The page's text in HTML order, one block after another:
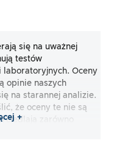
się na uważnej
testów
laboratoryjnych. Oceny
opinie naszych
na starannej analizie.
że oceny te nie są
zarówno
+